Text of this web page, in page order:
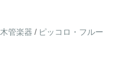
木管楽器 / ピッコロ・フルー